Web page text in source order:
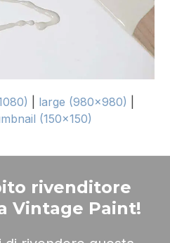
large (980x980)
(150x150)
rivenditore
Vintage Paint!